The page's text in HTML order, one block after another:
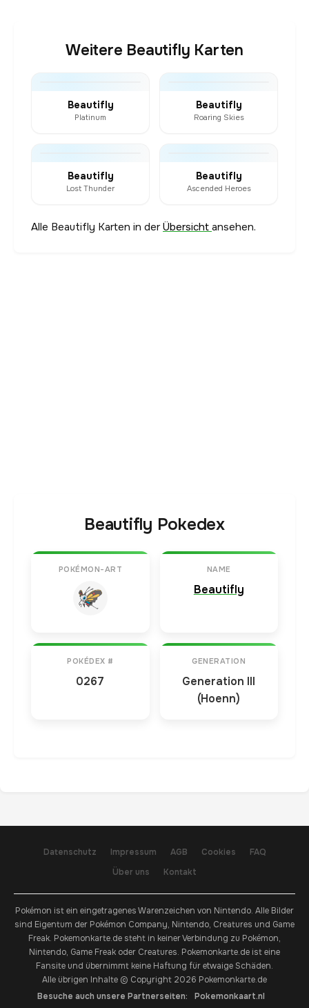
Weitere Beautifly Karten
Beautifly
Platinum
Beautifly
Roaring Skies
Beautifly
Lost Thunder
Beautifly
Ascended Heroes
Alle Beautifly Karten in derÜbersicht ansehen.
Beautifly Pokedex
POKÉMON-ART NAME
Beautifly
POKÉDEX #
0267
GENERATION
Generation III
(Hoenn)
Datenschutz Impressum AGB Cookies
FAQ
Über uns
Kontakt
Pokémon ist ein eingetragenes Warenzeichen von Nintendo. Alle Bilder
sind Eigentum der Pokémon Company, Nintendo, Creatures und Game
Freak. Pokemonkarte.de steht in keiner Verbindung zu Pokémon,
Nintendo, Game Freak oder Creatures. Pokemonkarte.de ist eine
Fansite und übernimmt keine Haftung für etwaige Schäden.
Alle übrigen Inhalte © Copyright 2026 Pokemonkarte.de
Besuche auch unsere Partnerseiten:
Pokemonkaart.nl